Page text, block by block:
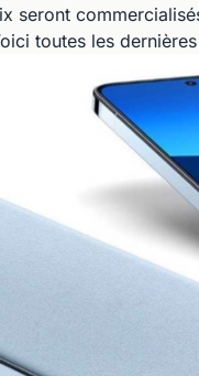
seront
toutes les